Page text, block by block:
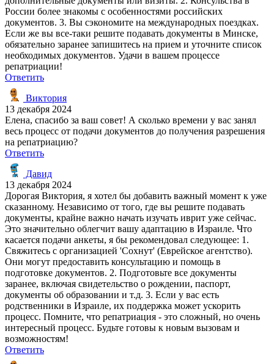
России более знакомы с особенностями российских
документов. 3. Вы сэкономите на международных поездках.
Если же вы все-таки решите подавать документы в Минске,
обязательно заранее запишитесь на прием и уточните список
необходимых документов. Удачи в вашем процессе
репатриации!
Ответить
Виктория
13 декабря 2024
Елена, спасибо за ваш совет! А сколько времени у вас занял
весь процесс от подачи документов до получения разрешения
на репатриацию?
Ответить
Давид
13 декабря 2024
Дорогая Виктория, я хотел бы добавить важный момент к уже
сказанному. Независимо от того, где вы решите подавать
документы, крайне важно начать изучать иврит уже сейчас.
Это значительно облегчит вашу адаптацию в Израиле. Что
касается подачи анкеты, я бы рекомендовал следующее: 1.
Свяжитесь с организацией 'Сохнут' (Еврейское агентство).
Они могут предоставить консультацию и помощь в
подготовке документов. 2. Подготовьте все документы
заранее, включая свидетельство о рождении, паспорт,
документы об образовании и т.д. 3. Если у вас есть
родственники в Израиле, их поддержка может ускорить
процесс. Помните, что репатриация - это сложный, но очень
интересный процесс. Будьте готовы к новым вызовам и
возможностям!
Ответить